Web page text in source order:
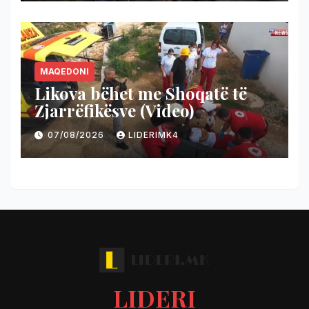
Ropotovë
MAQEDONI
Likova bëhet me Shoqatë të
Zjarrëfikësve (Video)
07/08/2026 LIDERIMK4
LIDERI